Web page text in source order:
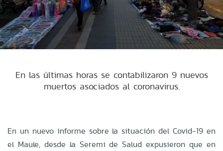
En las últimas horas se contabilizaron 9 nuevos
muertos asociados al coronavirus.
En un nuevo informe sobre la situación del Covid-19 en
el Maule, desde la Seremi de Salud expusieron que en